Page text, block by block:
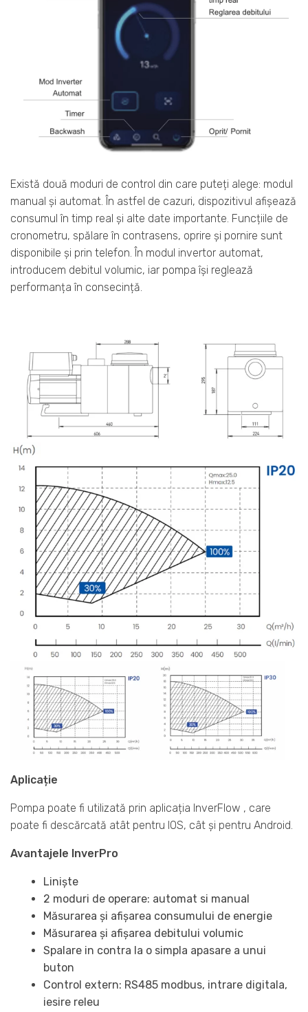
Există două moduri de control din care puteți alege: modul
manual și automat. În astfel de cazuri, dispozitivul afișează
consumul în timp real și alte date importante. Funcțiile de
cronometru, spălare în contrasens, oprire și pornire sunt
disponibile și prin telefon. În modul invertor automat,
introducem debitul volumic, iar pompa își reglează
performanța în consecință.
Aplicație
Pompa poate fi utilizată prin aplicația InverFlow , care
poate fi descărcată atât pentru IOS, cât și pentru Android.
Avantajele InverPro
Liniște
2 moduri de operare: automat si manual
Măsurarea și afișarea consumului de energie
Măsurarea și afișarea debitului volumic
Spalare in contra la o simpla apasare a unui
buton
Control extern: RS485 modbus, intrare digitala,
iesire releu